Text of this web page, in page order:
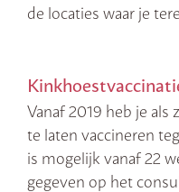
de locaties waar je
Vanaf 2019 heb je als
te laten vaccineren
is mogelijk vanaf 22
gegeven op het